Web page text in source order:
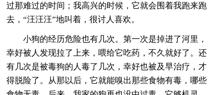
过那难过的时间；我高兴的时候，它就会围着我跑来跑
去，“汪汪汪”地叫着，很讨人喜欢。
小狗的经历危险也有几次。第一次是掉进了河里，
幸好被人发现拉了上来，喂给它吃药，不久就好了。还
有几次是被毒狗的人毒了几次，幸好也被及早治疗，才
得脱险了。从那以后，它就能嗅出那些食物有毒，哪些